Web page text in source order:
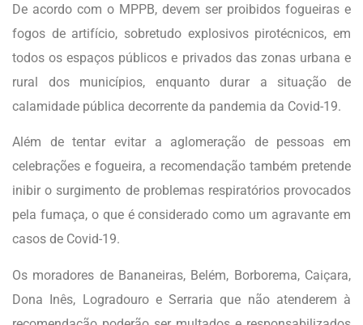
De acordo com o MPPB, devem ser proibidos fogueiras e
fogos de artifício, sobretudo explosivos pirotécnicos, em
todos os espaços públicos e privados das zonas urbana e
rural dos municípios, enquanto durar a situação de
calamidade pública decorrente da pandemia da Covid-19.
Além de tentar evitar a aglomeração de pessoas em
celebrações e fogueira, a recomendação também pretende
inibir o surgimento de problemas respiratórios provocados
pela fumaça, o que é considerado como um agravante em
casos de Covid-19.
Os moradores de Bananeiras, Belém, Borborema, Caiçara,
Dona Inês, Logradouro e Serraria que não atenderem à